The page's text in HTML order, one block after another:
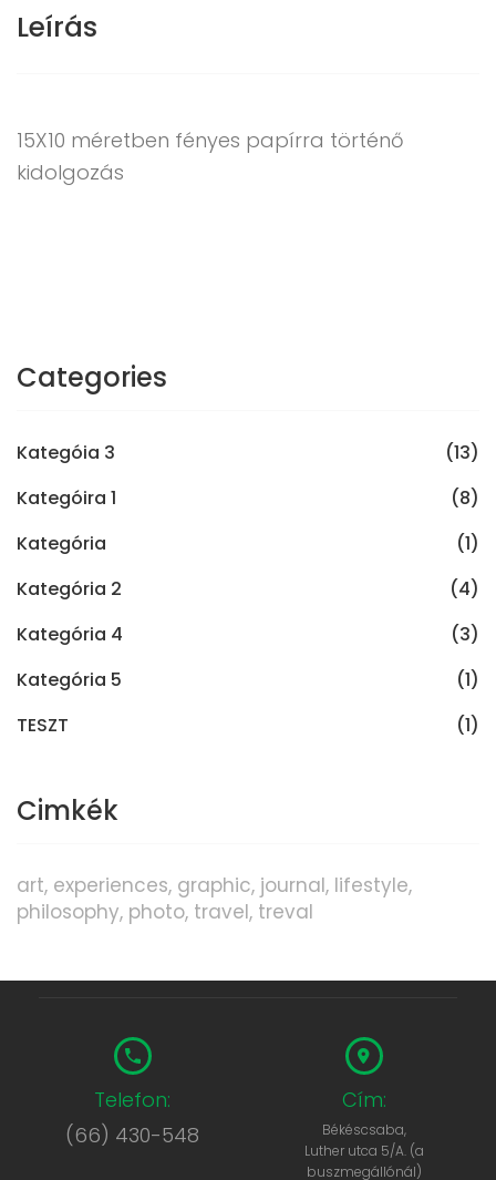
Leírás
15X10 méretben fényes papírra történő
kidolgozás
Categories
Kategóia 3
(13)
Kategóira 1
(8)
Kategória
(1)
Kategória 2
(4)
Kategória 4
(3)
Kategória 5
(1)
TESZT
(1)
Cimkék
art experiences graphic journal lifestyle
philosophy photo travel treval
Telefon:
(66) 430-548
Cím:
Békéscsaba,
Luther utca 5/A. (a
buszmegállónál)